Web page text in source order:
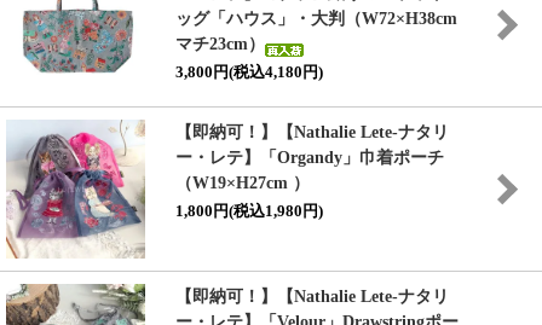
ッグ「ハウス」・大判（W72×H38cm
マチ23cm）
3,800円(税込4,180円)
【即納可！】【Nathalie Lete-ナタリ
ー・レテ】「Organdy」巾着ポーチ
（W19×H27cm ）
1,800円(税込1,980円)
【即納可！】【Nathalie Lete-ナタリ